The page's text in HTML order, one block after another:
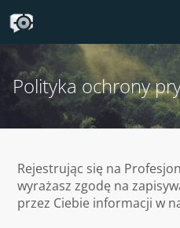
Polityka ochrony
Rejestrując się na
wyrażasz zgodę na
przez Ciebie informacji w